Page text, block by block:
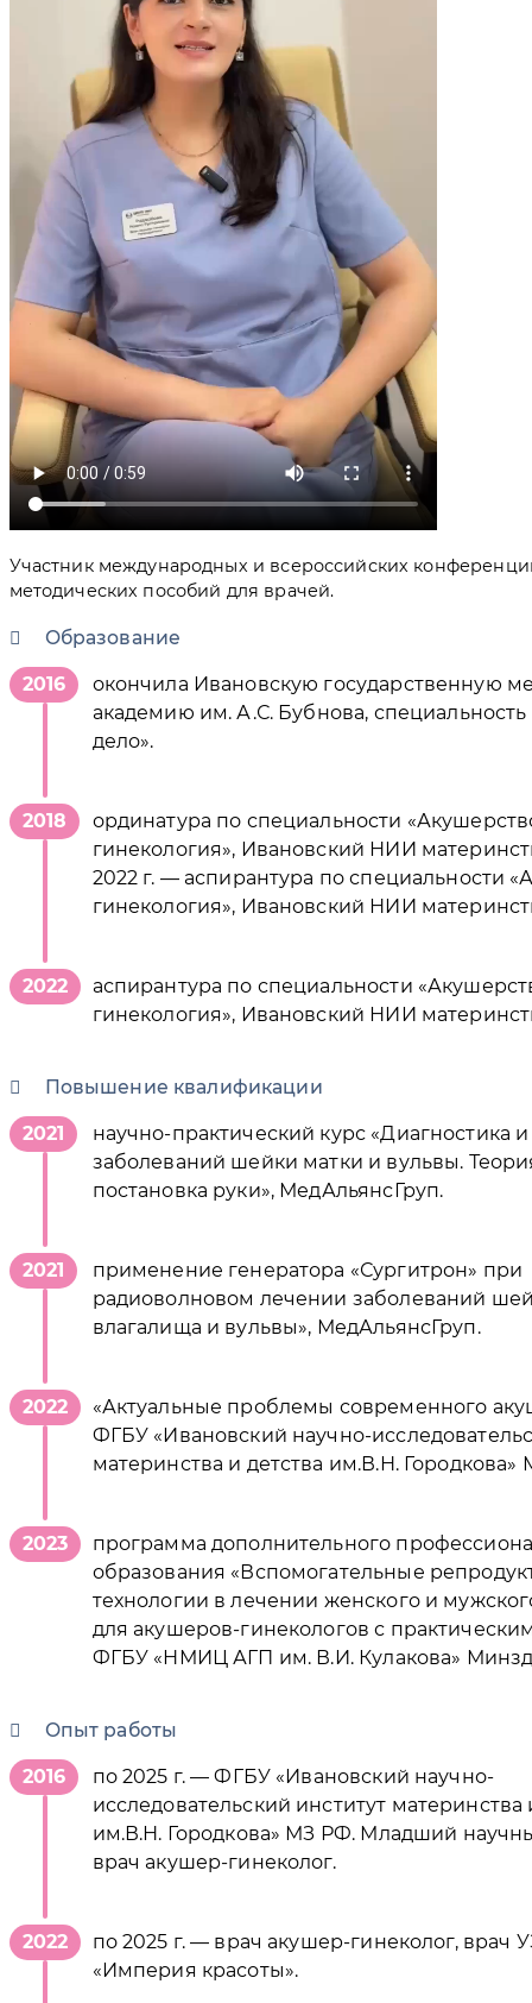
Участник международных и всероссийских
методических пособий для врачей.
Образование
2016
окончила Ивановскую государственную
академию им. А.С. Бубнова,
дело».
2018
ординатура по специальности
гинекология», Ивановский НИИ
2022 г. — аспирантура по специальности
гинекология», Ивановский НИИ
2022
аспирантура по специальности
гинекология», Ивановский НИИ
Повышение квалификации
2021
научно-практический курс «Диагностика
заболеваний шейки матки и вульвы.
постановка руки», МедАльянсГруп.
2021
применение генератора «Сургитрон» при
радиоволновом лечении заболеваний
влагалища и вульвы», МедАльянсГруп.
2022
«Актуальные проблемы современного
ФГБУ «Ивановский научно-
материнства и детства им.В.Н. Городкова»
2023
программа дополнительного
образования «Вспомогательные
технологии в лечении женского и
для акушеров-гинекологов с
ФГБУ «НМИЦ АГП им. В.И. Кулакова»
Опыт работы
2016
по 2025 г. — ФГБУ «Ивановский научно-
исследовательский институт материнства
им.В.Н. Городкова» МЗ РФ. Младший
врач акушер-гинеколог.
2022
по 2025 г. — врач акушер-гинеколог,
«Империя красоты».